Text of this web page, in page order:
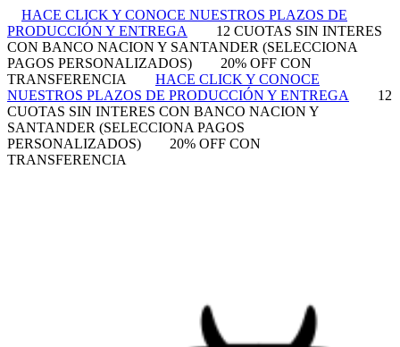
HACE CLICK Y CONOCE NUESTROS PLAZOS DE
PRODUCCIÓN Y ENTREGA
12 CUOTAS SIN INTERES
CON BANCO NACION Y SANTANDER (SELECCIONA
PAGOS PERSONALIZADOS)
20% OFF CON
TRANSFERENCIA
HACE CLICK Y CONOCE
NUESTROS PLAZOS DE PRODUCCIÓN Y ENTREGA
12
CUOTAS SIN INTERES CON BANCO NACION Y
SANTANDER (SELECCIONA PAGOS
PERSONALIZADOS)
20% OFF CON
TRANSFERENCIA